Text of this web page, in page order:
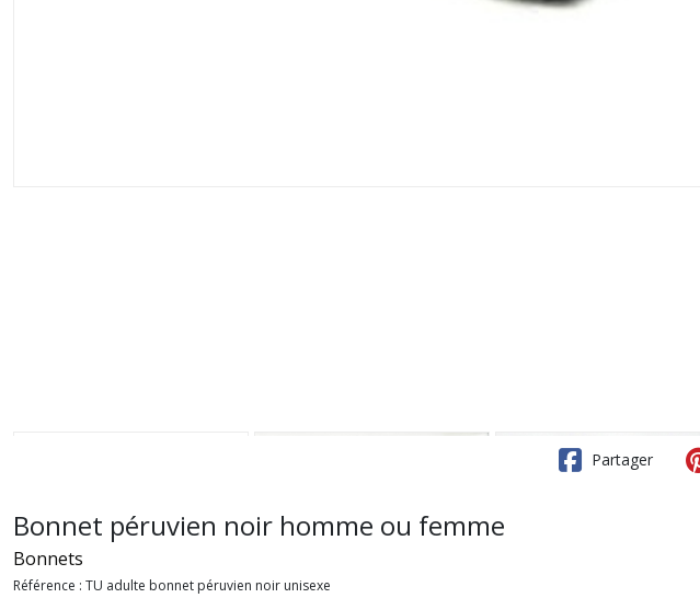
Partager
Bonnet péruvien noir homme ou femme
Bonnets
Référence : TU adulte bonnet péruvien noir unisexe